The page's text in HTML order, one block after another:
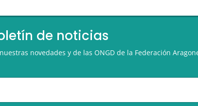
de noticias
novedades y de las ONGD de la Federación